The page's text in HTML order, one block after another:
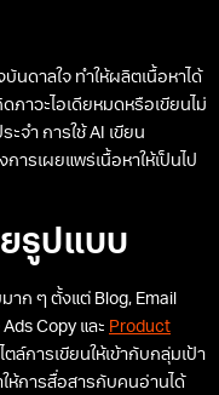
นดาลใจ ทำให้ผลิตเนื้อหาได้
ภาวะไอเดียหมดหรือเขียนไม่
จำ การใช้ AI เขียน
ารเผยแพร่เนื้อหาให้เป็นไป
รูปแบบ
าก ๆ ตั้งแต่ Blog, Email
Copy และ Product
ล์การเขียนให้เข้ากับกลุ่มเป้า
ห้การสื่อสารกับคนอ่านได้